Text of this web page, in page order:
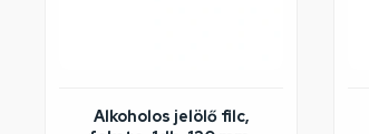
Alkoholos jelölő filc,